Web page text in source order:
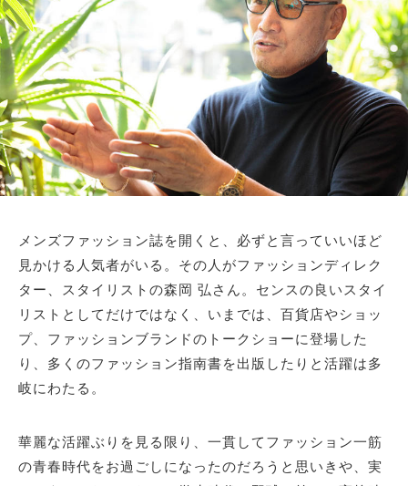
メンズファッション誌を開くと、必ずと言っていいほど
見かける人気者がいる。その人がファッションディレク
ター、スタイリストの森岡 弘さん。センスの良いスタイ
リストとしてだけではなく、いまでは、百貨店やショッ
プ、ファッションブランドのトークショーに登場した
り、多くのファッション指南書を出版したりと活躍は多
岐にわたる。
華麗な活躍ぶりを見る限り、一貫してファッション一筋
の青春時代をお過ごしになったのだろうと思いきや、実